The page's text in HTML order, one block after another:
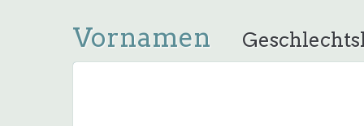
Vornamen